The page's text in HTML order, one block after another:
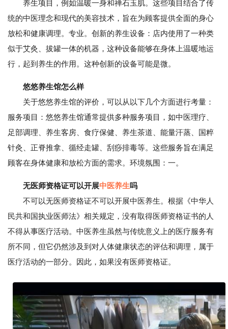
养生项目，例如温暖一身和禅石玉肌。这些项目结合了传
统的中医理念和现代的美容技术，旨在为顾客提供全面的身心
放松和健康调理。专业。创新的养生设备：店内使用了一种类
似于艾灸、拔罐一体的机器，这种设备能够在身体上温暖地运
行，起到养生的作用。这种创新的设备可能是微。
悠悠养生馆怎么样
关于悠悠养生馆的评价，可以从以下几个方面进行考量：
服务项目：悠悠养生馆通常提供多种服务项目，如中医理疗、
足部调理、养生客房、食疗保健、养生茶道、能量汗蒸、国粹
针灸、正脊推拿、循经走罐、刮痧排毒等。这些服务旨在满足
顾客在身体健康和放松方面的需求。环境氛围：一。
无医师资格证可以开展中医养生吗
不可以无医师资格证不可以开展中医养生。根据《中华人
民共和国执业医师法》相关规定，没有取得医师资格证书的人
不得从事医疗活动。中医养生虽然与传统意义上的医疗服务有
所不同，但它仍然涉及到对人体健康状态的评估和调理，属于
医疗活动的一部分。因此，如果没有医师资格证。